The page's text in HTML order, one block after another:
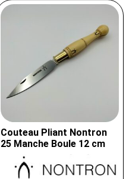
Couteau Pliant Nontron
25 Manche Boule 12 cm